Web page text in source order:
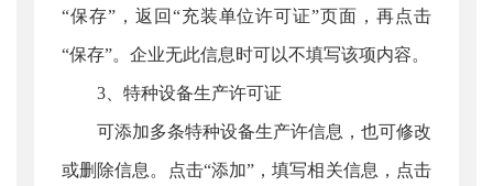
“保存”，返回“充装单位许可证”页面，再点击
“保存”。企业无此信息时可以不填写该项内容。
3、特种设备生产许可证
可添加多条特种设备生产许信息，也可修改
或删除信息。点击“添加”，填写相关信息，点击